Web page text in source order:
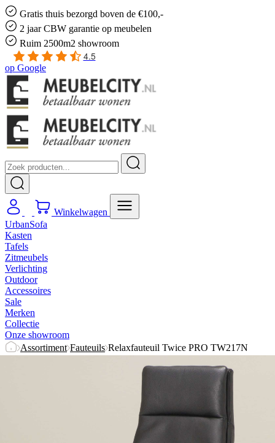
Gratis thuis bezorgd boven de €100,-
2 jaar CBW garantie op meubelen
Ruim 2500m2 showroom
4.5
op Google
Winkelwagen
UrbanSofa
Kasten
Tafels
Zitmeubels
Verlichting
Outdoor
Accessoires
Sale
Merken
Collectie
Onze showroom
Assortiment Fauteuils Relaxfauteuil Twice PRO TW217N